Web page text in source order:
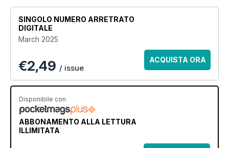
SINGOLO NUMERO ARRETRATO
DIGITALE
March 2025
€2,49 / issue
ACQUISTA ORA
Disponibile con
ABBONAMENTO ALLA LETTURA
ILLIMITATA